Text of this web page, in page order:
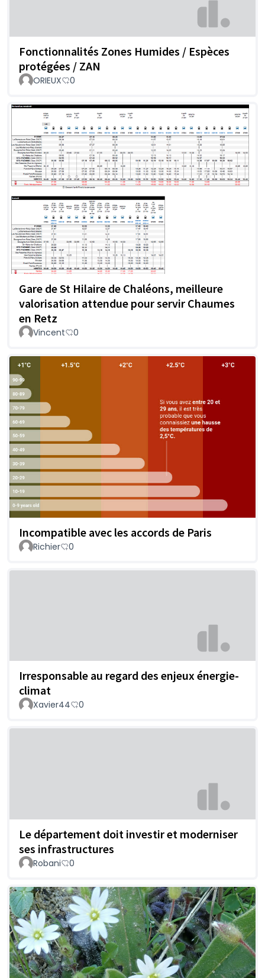
Fonctionnalités Zones Humides / Espèces
protégées / ZAN
ORIEUX 0
Gare de St Hilaire de Chaléons, meilleure
valorisation attendue pour servir Chaumes
en Retz
Vincent 0
Incompatible avec les accords de Paris
Richier 0
Irresponsable au regard des enjeux énergie-
climat
Xavier44 0
Le département doit investir et moderniser
ses infrastructures
Robani 0